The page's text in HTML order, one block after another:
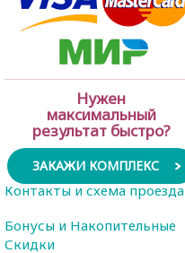
Нужен
максимальный
результат быстро?
ЗАКАЖИ КОМПЛЕКС
Контакты и схема проезда
Бонусы и Накопительные
Скидки